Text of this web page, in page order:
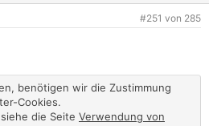
#251 von 285
benötigen wir die Zustimmung
Cookies.
die Seite Verwendung von